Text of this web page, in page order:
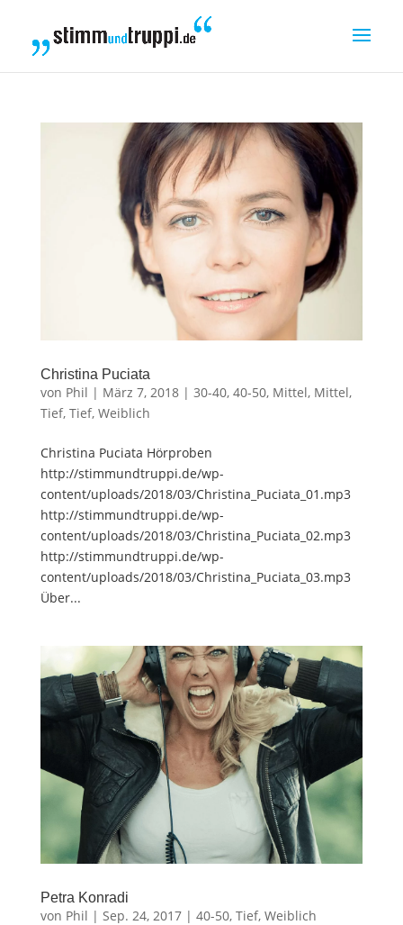
Christina Puciata
von Phil | März 7, 2018| 30-40, 40-50, Mittel, Mittel,
Tief, Tief, Weiblich
Christina Puciata Hörproben
http://stimmundtruppi.de/wp-
content/uploads/2018/03/Christina_Puciata_01.mp3
http://stimmundtruppi.de/wp-
content/uploads/2018/03/Christina_Puciata_02.mp3
http://stimmundtruppi.de/wp-
content/uploads/2018/03/Christina_Puciata_03.mp3
Über...
Petra Konradi
von Phil | Sep. 24, 2017| 40-50, Tief, Weiblich